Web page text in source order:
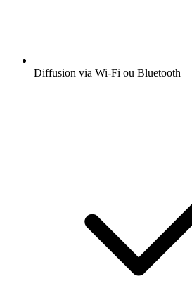
Diffusion via Wi-Fi ou Bluetooth